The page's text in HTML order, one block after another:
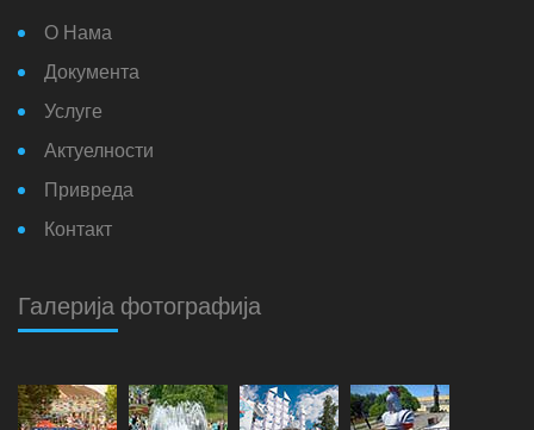
О Нама
Документа
Услуге
Актуелности
Привреда
Контакт
Галерија фотографија